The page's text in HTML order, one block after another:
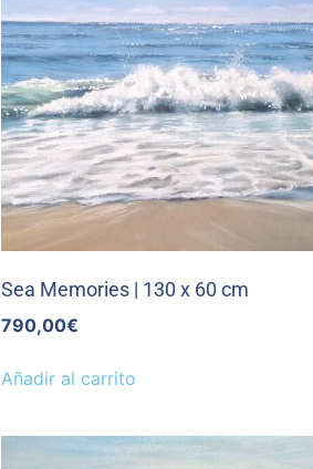
Sea Memories | 130 x 60 cm
790,00€
Añadir al carrito